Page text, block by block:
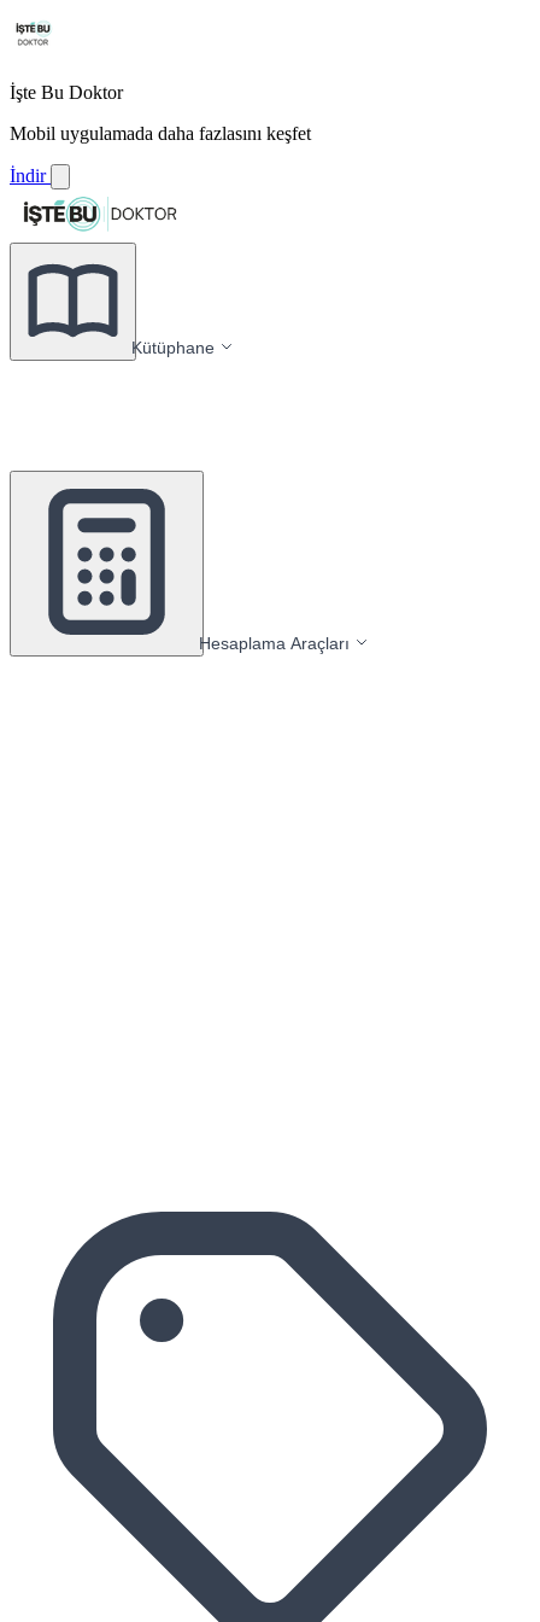
İşte Bu Doktor
Mobil uygulamada daha fazlasını keşfet
İndir
Kütüphane
Hesaplama Araçları